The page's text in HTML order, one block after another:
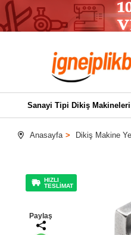
Sanayi Tipi Dikiş Makineleri
Anasayfa Dikiş Makine
HIZLI
TESLİMAT
Paylaş